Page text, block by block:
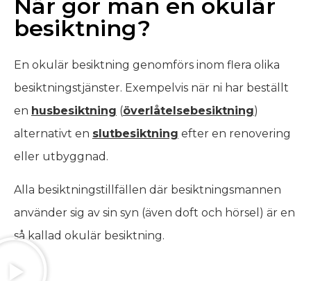
När gör man en okulär
besiktning?
En okulär besiktning genomförs inom flera olika
besiktningstjänster. Exempelvis när ni har beställt
en husbesiktning (överlåtelsebesiktning)
alternativt en slutbesiktning efter en renovering
eller utbyggnad.
Alla besiktningstillfällen där besiktningsmannen
använder sig av sin syn (även doft och hörsel) är en
så kallad okulär besiktning.